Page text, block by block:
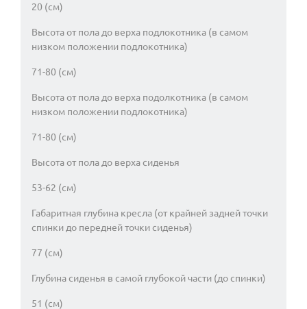
20 (см)
Высота от пола до верха подлокотника (в самом
низком положении подлокотника)
71-80 (см)
Высота от пола до верха подолкотника (в самом
низком положении подлокотника)
71-80 (см)
Высота от пола до верха сиденья
53-62 (см)
Габаритная глубина кресла (от крайней задней точки
спинки до передней точки сиденья)
77 (см)
Глубина сиденья в самой глубокой части (до спинки)
51 (см)